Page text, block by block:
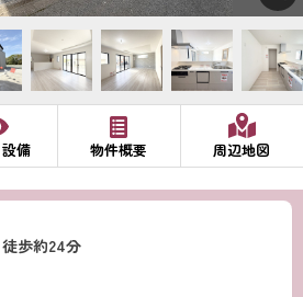
備 物件概要 周辺地図
歩約24分